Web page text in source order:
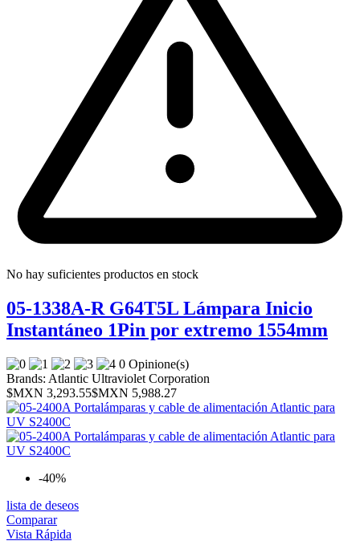
No hay suficientes productos en stock
05-1338A-R G64T5L Lámpara Inicio
Instantáneo 1Pin por extremo 1554mm
0 Opinione(s)
Brands: Atlantic Ultraviolet Corporation
$MXN 3,293.55$MXN 5,988.27
-40%
lista de deseos
Comparar
Vista Rápida